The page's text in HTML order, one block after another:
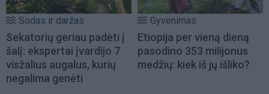
Sodas ir daržas
Sekatorių geriau padėti į
šalį: ekspertai įvardijo 7
visžalius augalus, kurių
negalima genėti
Gyvenimas
Etiopija per vieną dieną
pasodino 353 milijonus
medžių: kiek iš jų išliko?